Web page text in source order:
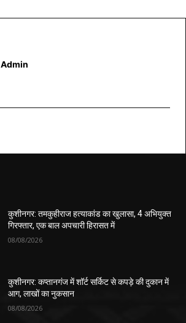
Admin
कुशीनगर: तमकुहीराज हत्याकांड का खुलासा, 4 अभियुक्त
गिरफ्तार, एक बाल अपचारी हिरासत में
08/08/2026
कुशीनगर: कप्तानगंज में शॉर्ट सर्किट से कपड़े की दुकान में
आग, लाखों का नुकसान
08/08/2026